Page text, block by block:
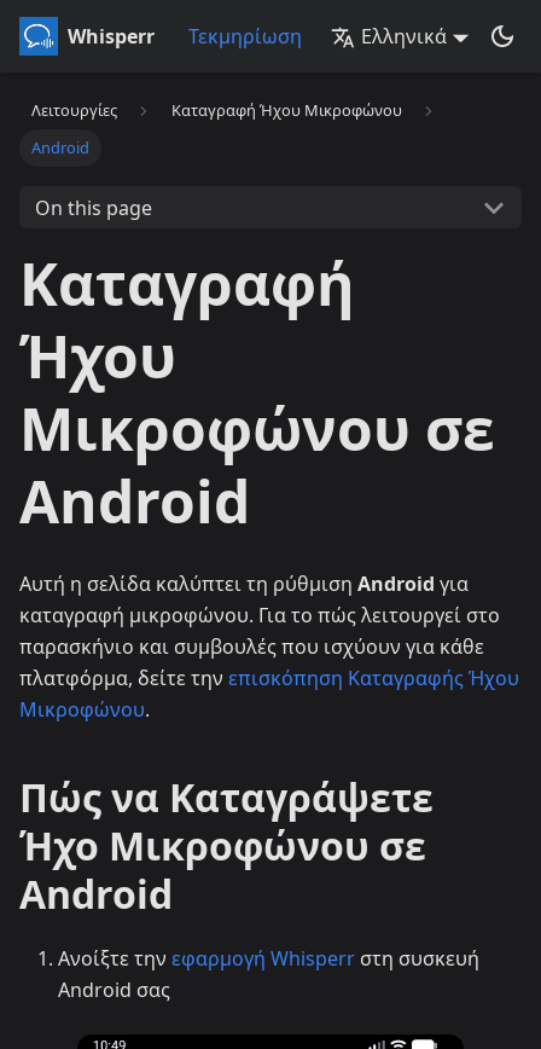
Whisperr Τεκμηρίωση Ελληνικά
Λειτουργίες
Καταγραφή Ήχου Μικροφώνου
Android
On this page
Καταγραφή
Ήχου
Μικροφώνου σε
Android
Αυτή η σελίδα καλύπτει τη ρύθμιση Android για
καταγραφή μικροφώνου. Για το πώς λειτουργεί στο
παρασκήνιο και συμβουλές που ισχύουν για κάθε
πλατφόρμα, δείτε την επισκόπηση Καταγραφής Ήχου
Μικροφώνου.
Πώς να Καταγράψετε
Ήχο Μικροφώνου σε
Android
Ανοίξτε την εφαρμογή Whisperr στη συσκευή
Android σας